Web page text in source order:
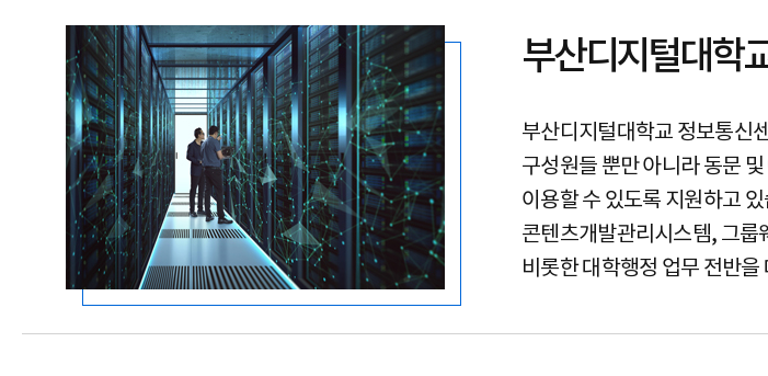
부산디지털대학
부산디지털대학교 정보통신
구성원들 뿐만 아니라 동문
이용할 수 있도록 지원하고
콘텐츠개발관리시스템, 그룹
비롯한 대학행정 업무 전반